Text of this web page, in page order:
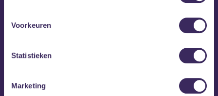
Voorkeuren
Statistieken
Marketing
MEZZ tipt